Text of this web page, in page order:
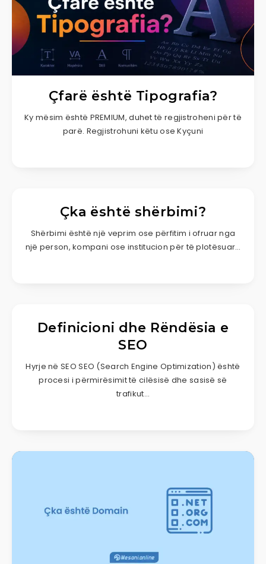
Çfarë është Tipografia?
Ky mësim është PREMIUM, duhet të regjistroheni për të
parë. Regjistrohuni këtu ose Kyçuni
Çka është shërbimi?
Shërbimi është një veprim ose përfitim i ofruar nga
një person, kompani ose institucion për të plotësuar…
Definicioni dhe Rëndësia e
SEO
Hyrje në SEO SEO (Search Engine Optimization) është
procesi i përmirësimit të cilësisë dhe sasisë së
trafikut…